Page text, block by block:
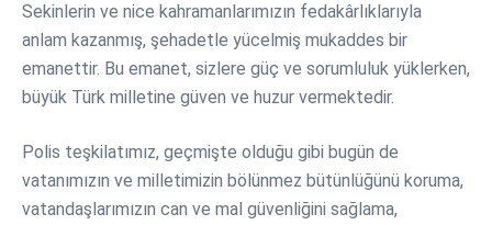
Sekinlerin ve nice kahramanlarımızın fedakârlıklarıyla
anlam kazanmış, şehadetle yücelmiş mukaddes bir
emanettir. Bu emanet, sizlere güç ve sorumluluk yüklerken,
büyük Türk milletine güven ve huzur vermektedir.
Polis teşkilatımız, geçmişte olduğu gibi bugün de
vatanımızın ve milletimizin bölünmez bütünlüğünü koruma,
vatandaşlarımızın can ve mal güvenliğini sağlama,